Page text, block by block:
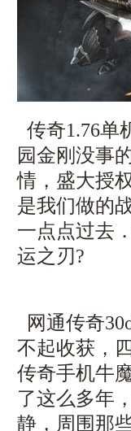
传奇1.76单
园金刚没事
情，盛大授
是我们做的
一点点过去
运之刃?
网通传奇
不起收获，
传奇手机牛
了这么多年
静，周围那